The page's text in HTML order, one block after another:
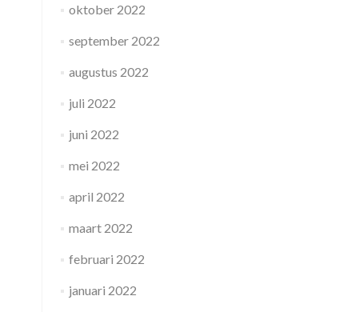
oktober 2022
september 2022
augustus 2022
juli 2022
juni 2022
mei 2022
april 2022
maart 2022
februari 2022
januari 2022